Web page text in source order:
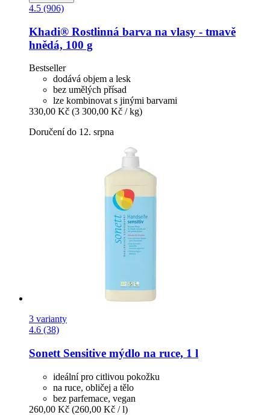
4.5 (906)
Khadi® Rostlinná barva na vlasy -​ tmavě
hnědá, 100 g
Bestseller
dodává objem a lesk
bez umělých přísad
lze kombinovat s jinými barvami
330,00 Kč (3 300,00 Kč / kg)
Doručení do 12. srpna
3 varianty
4.6 (38)
Sonett Sensitive mýdlo na ruce, 1 l
ideální pro citlivou pokožku
na ruce, obličej a tělo
bez parfemace, vegan
260,00 Kč (260,00 Kč / l)